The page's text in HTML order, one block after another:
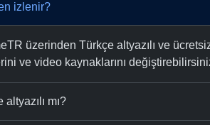
izlenir?
üzerinden Türkçe altyazılı ve
ve video kaynaklarını
mı?